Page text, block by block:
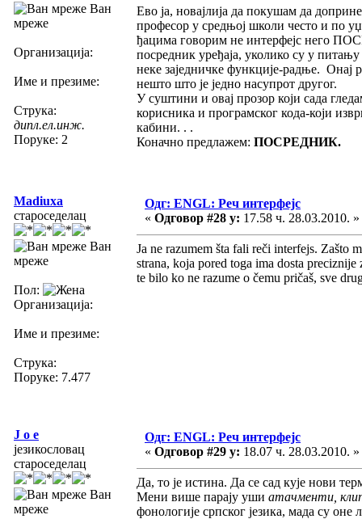
Ван
мреже
Организација:
Име и презиме:
Струка:
дипл.ел.инж.
Поруке: 2
Ево ја, новајлија да покушам да
професор у средњој школи често и по
ђацима говорим не интерфејс него
посредник уређаја, уколико су у
неке заједничке функције-радње. Онај
нешто што је једно насупрот другог.
У суштини и овај прозор који сада
корисника и програмског кода-који
кабини. . .
Коначно предлажем: ПОСРЕДНИК.
Madiuxa
староседелац
Ван
мреже
Пол:
Организација:
Име и презиме:
Струка:
Поруке: 7.477
Одг: ENGL: Реч интерфејс
« Одговор #28 у: 17.58 ч. 28.03.2010. »
Ja ne razumem šta fali reči interfejs. Zašto
strana, koja pored toga ima dosta
te bilo ko ne razume o čemu pričaš, sve
J o e
језикословац
староседелац
Ван
мреже
Одг: ENGL: Реч интерфејс
« Одговор #29 у: 18.07 ч. 28.03.2010. »
Да, то је истина. Да се сад кује нови
Мени више парају уши атачменти,
фонологије српског језика, мада су